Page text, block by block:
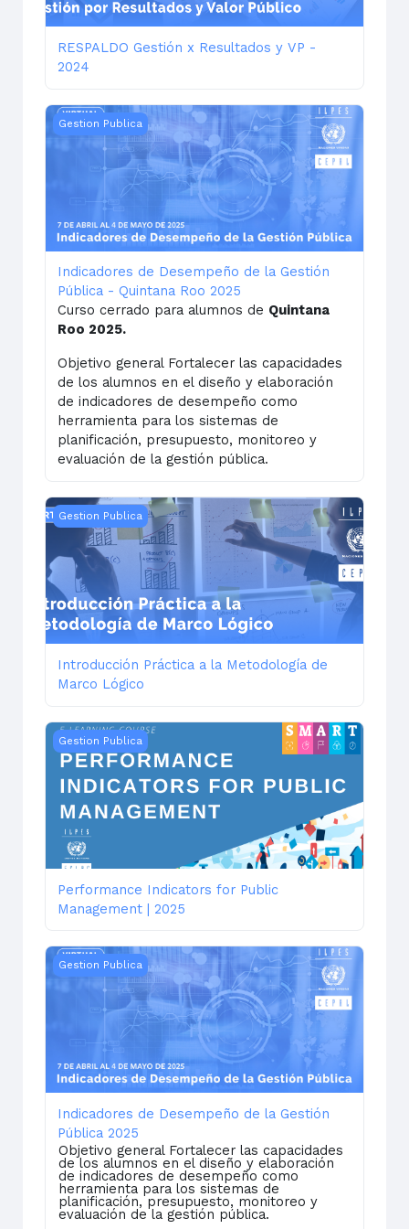
RESPALDO Gestión x Resultados y VP -
2024
Indicadores de Desempeño de la Gestión Pública -
Gestion Publica
Indicadores de Desempeño de la Gestión
Pública - Quintana Roo 2025
Curso cerrado para alumnos de Quintana
Roo 2025.
Objetivo general Fortalecer las capacidades
de los alumnos en el diseño y elaboración
de indicadores de desempeño como
herramienta para los sistemas de
planificación, presupuesto, monitoreo y
evaluación de la gestión pública.
Introducción Práctica a la Metodología de Marco
Gestion Publica
Introducción Práctica a la Metodología de
Marco Lógico
Performance Indicators for Public Management | 2025
Gestion Publica
Performance Indicators for Public
Management | 2025
Indicadores de Desempeño de la Gestión Pública
Gestion Publica
Indicadores de Desempeño de la Gestión
Pública 2025
Objetivo general Fortalecer las capacidades
de los alumnos en el diseño y elaboración
de indicadores de desempeño como
herramienta para los sistemas de
planificación, presupuesto, monitoreo y
evaluación de la gestión pública.